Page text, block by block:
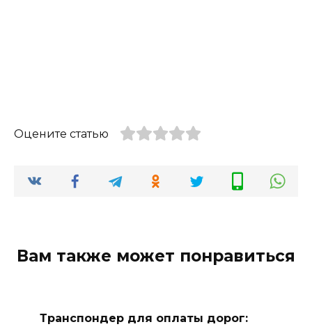
Оцените статью
Вам также может понравиться
Транспондер для оплаты дорог: